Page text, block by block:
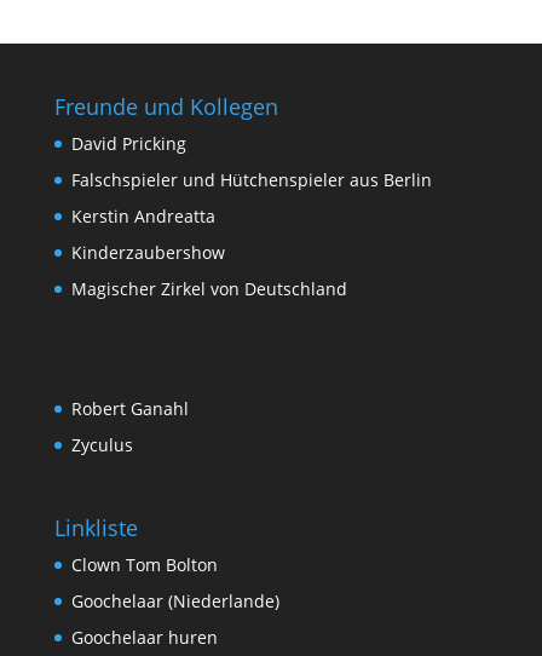
Freunde und Kollegen
David Pricking
Falschspieler und Hütchenspieler aus Berlin
Kerstin Andreatta
Kinderzaubershow
Magischer Zirkel von Deutschland
Robert Ganahl
Zyculus
Linkliste
Clown Tom Bolton
Goochelaar (Niederlande)
Goochelaar huren